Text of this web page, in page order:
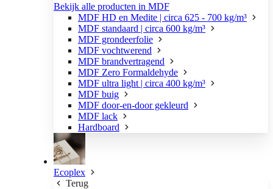
Bekijk alle producten in MDF
MDF HD en Medite | circa 625 - 700 kg/m³
MDF standaard | circa 600 kg/m³
MDF grondeerfolie
MDF vochtwerend
MDF brandvertragend
MDF Zero Formaldehyde
MDF ultra light | circa 400 kg/m³
MDF buig
MDF door-en-door gekleurd
MDF lack
Hardboard
Ecoplex
Terug